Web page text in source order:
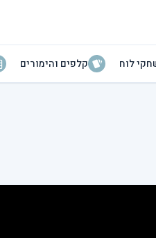
לוח קלפים והימורים